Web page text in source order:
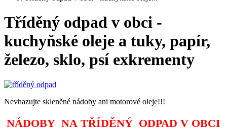
Tříděný odpad v obci -
kuchyňské oleje a tuky, papír,
železo, sklo, psí exkrementy
Nevhazujte skleněné nádoby ani motorové oleje!!!
NÁDOBY NA TŘÍDĚNÝ ODPAD V OBCI